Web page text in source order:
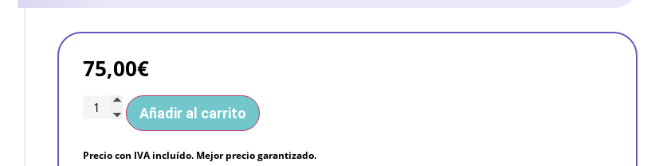
75,00€
Añadir al carrito
Precio con IVA incluído. Mejor precio garantizado.